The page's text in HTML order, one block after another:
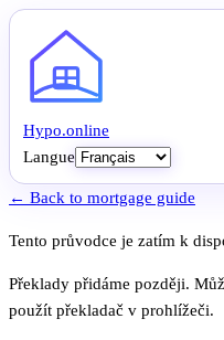
Hypo.online
Langue
← Back to mortgage guide
Tento průvodce je zatím k
Překlady přidáme později.
použít překladač v prohlížeči.